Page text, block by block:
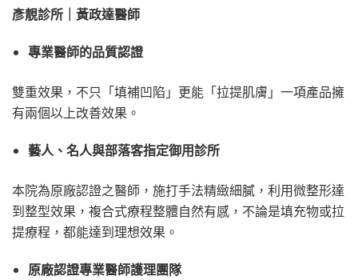
彥靚診所｜黃政達醫師
專業醫師的品質認證
雙重效果，不只「填補凹陷」更能「拉提肌膚」一項產品擁
有兩個以上改善效果。
藝人、名人與部落客指定御用診所
本院為原廠認證之醫師，施打手法精緻細膩，利用微整形達
到整型效果，複合式療程整體自然有感，不論是填充物或拉
提療程，都能達到理想效果。
原廠認證專業醫師護理團隊